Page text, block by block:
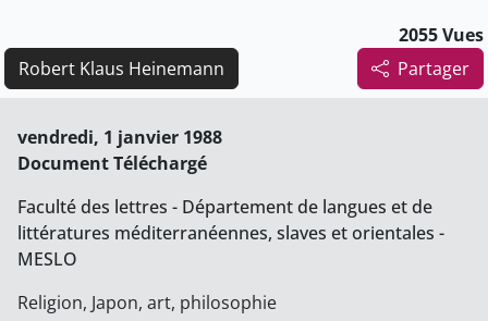
2055 Vues
Partager
Robert Klaus Heinemann
vendredi, 1 janvier 1988
Document Téléchargé
Faculté des lettres - Département de langues et de
littératures méditerranéennes, slaves et orientales -
MESLO
Religion, Japon, art, philosophie